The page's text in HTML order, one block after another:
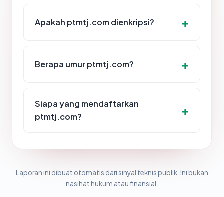
Apakah ptmtj.com dienkripsi?
Berapa umur ptmtj.com?
Siapa yang mendaftarkan
ptmtj.com?
Laporan ini dibuat otomatis dari sinyal teknis publik. Ini bukan
nasihat hukum atau finansial.